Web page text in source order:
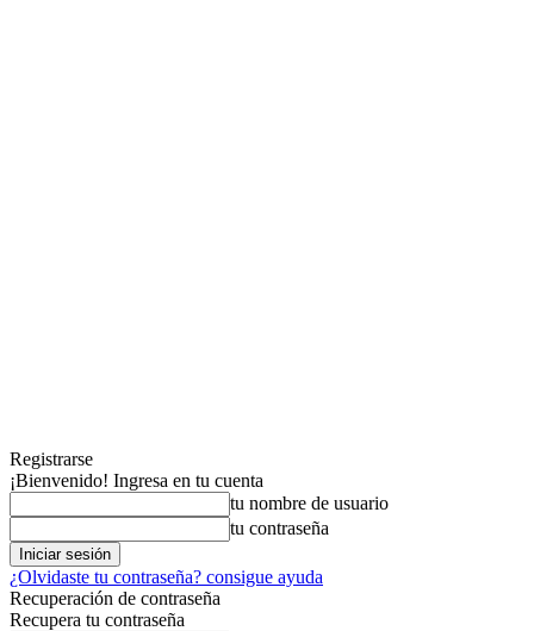
Registrarse
¡Bienvenido! Ingresa en tu cuenta
tu nombre de usuario
tu contraseña
¿Olvidaste tu contraseña? consigue ayuda
Recuperación de contraseña
Recupera tu contraseña